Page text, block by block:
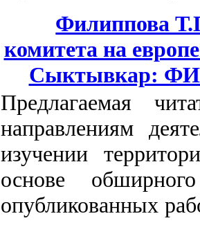
Филиппова
комитета на
Сыктывкар:
Предлагаемая
направлениям
изучении
основе
опубликованных